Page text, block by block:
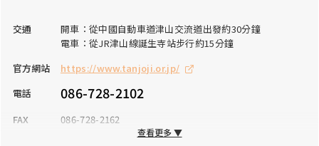
交通
開車：從中國自動車道津山交流道出發約30分鐘
電車：從JR津山線誕生寺站步行約15分鐘
官方網站
https://www.tanjoji.or.jp/
電話
086-728-2102
FAX
086-728-2162
查看更多 ▼